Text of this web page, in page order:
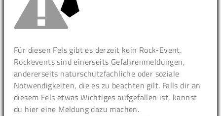
Für diesen Fels gibt es derzeit kein Rock-Event.
Rockevents sind einerseits Gefahrenmeldungen,
andererseits naturschutzfachliche oder soziale
Notwendigkeiten, die es zu beachten gilt. Falls dir an
diesem Fels etwas Wichtiges aufgefallen ist, kannst
du hier eine Meldung dazu machen.